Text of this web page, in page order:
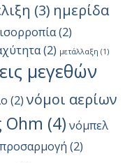
(3) ημερίδα
(2)
(2) μετάλλαξη (1)
μεγεθών
(2) νόμοι αερίων
Ohm (4) νόμπελ
προσαρμογή (2)